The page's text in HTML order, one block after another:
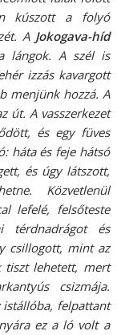
kúszott a folyó
A Jokogava-híd
lángok. A szél is
izzás kavargott
menjünk hozzá. A
út. A vasszerkezet
és egy füves
háta és feje hátsó
és úgy látszott,
Közvetlenül
lefelé, felsőteste
térdnadrágot és
csillogott, mint az
tiszt lehetett, mert
csizmája.
felpattant
ez a ló volt a